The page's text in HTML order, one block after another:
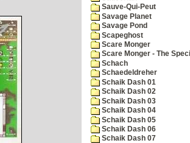
Sauve-Qui-Peut
Savage Planet
Savage Pond
Scapeghost
Scare Monger
Scare Monger - The
Schach
Schaedeldreher
Schaik Dash 01
Schaik Dash 02
Schaik Dash 03
Schaik Dash 04
Schaik Dash 05
Schaik Dash 06
Schaik Dash 07